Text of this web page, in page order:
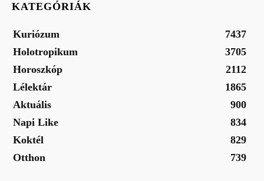
KATEGÓRIÁK
Kuriózum
7437
Holotropikum
3705
Horoszkóp
2112
Lélektár
1865
Aktuális
900
Napi Like
834
Koktél
829
Otthon
739